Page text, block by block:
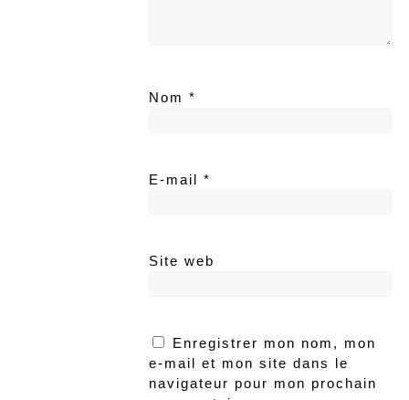
Nom *
E-mail *
Site web
Enregistrer mon nom, mon
e-mail et mon site dans le
navigateur pour mon prochain